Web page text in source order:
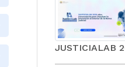
JUSTICIALAB